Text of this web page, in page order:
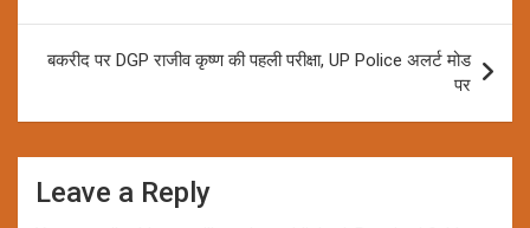
बकरीद पर DGP राजीव कृष्ण की पहली परीक्षा, UP Police अलर्ट मोड
पर
Leave a Reply